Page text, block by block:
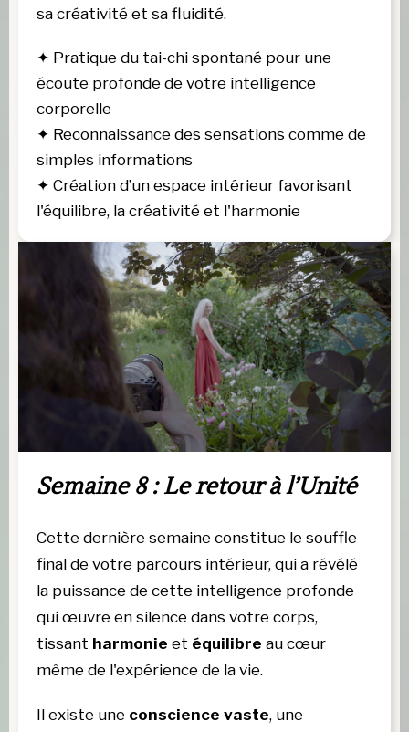
sa créativité et sa fluidité.
✦ Pratique du tai-chi spontané pour une
écoute profonde de votre intelligence
corporelle
✦ Reconnaissance des sensations comme de
simples informations
✦ Création d’un espace intérieur favorisant
l'équilibre, la créativité et l'harmonie
Semaine 8 : Le retour à l’Unité
Cette dernière semaine constitue le souffle
final de votre parcours intérieur, qui a révélé
la puissance de cette intelligence profonde
qui œuvre en silence dans votre corps,
tissant harmonie et équilibre au cœur
même de l'expérience de la vie.
Il existe une conscience vaste, une